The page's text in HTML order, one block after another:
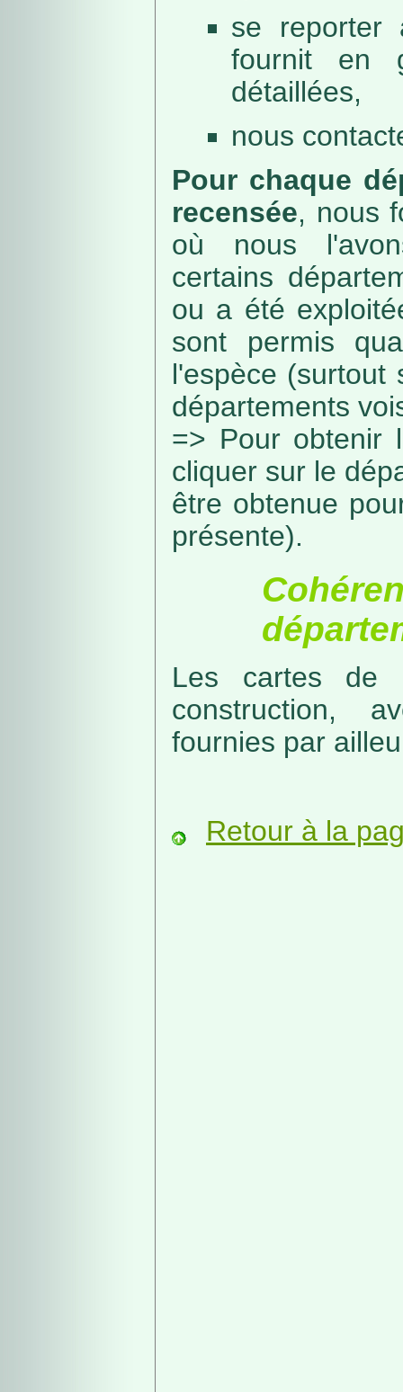
se reporter
fournit en
détaillées,
nous
Pour chaque
recensée, nous
où nous
certains
ou a été
sont permis
l'espèce (surtout
départements
=> Pour obtenir
cliquer sur le
être obtenue
présente).
Les cartes de
construction,
fournies par
Retour à la